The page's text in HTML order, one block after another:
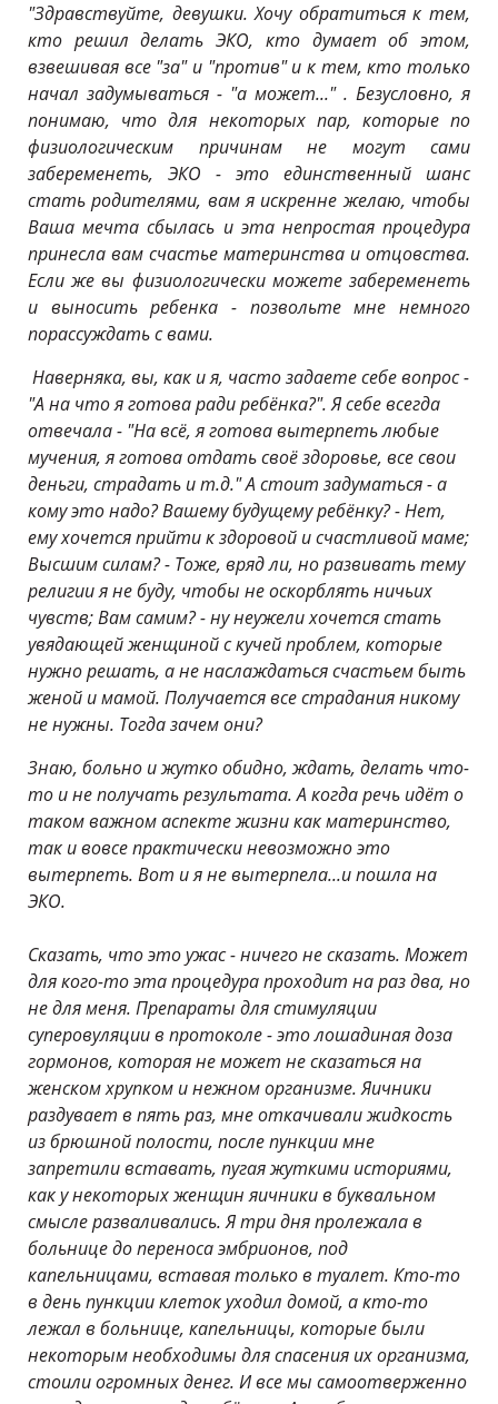
"Здравствуйте, девушки. Хочу обратиться к тем,
кто решил делать ЭКО, кто думает об этом,
взвешивая все "за" и "против" и к тем, кто только
начал задумываться - "а может..." . Безусловно, я
понимаю, что для некоторых пар, которые по
физиологическим причинам не могут сами
забеременеть, ЭКО - это единственный шанс
стать родителями, вам я искренне желаю, чтобы
Ваша мечта сбылась и эта непростая процедура
принесла вам счастье материнства и отцовства.
Если же вы физиологически можете забеременеть
и выносить ребенка - позвольте мне немного
порассуждать с вами.
Наверняка, вы, как и я, часто задаете себе вопрос -
"А на что я готова ради ребёнка?". Я себе всегда
отвечала - "На всё, я готова вытерпеть любые
мучения, я готова отдать своё здоровье, все свои
деньги, страдать и т.д." А стоит задуматься - а
кому это надо? Вашему будущему ребёнку? - Нет,
ему хочется прийти к здоровой и счастливой маме;
Высшим силам? - Тоже, вряд ли, но развивать тему
религии я не буду, чтобы не оскорблять ничьих
чувств; Вам самим? - ну неужели хочется стать
увядающей женщиной с кучей проблем, которые
нужно решать, а не наслаждаться счастьем быть
женой и мамой. Получается все страдания никому
не нужны. Тогда зачем они?
Знаю, больно и жутко обидно, ждать, делать что-
то и не получать результата. А когда речь идёт о
таком важном аспекте жизни как материнство,
так и вовсе практически невозможно это
вытерпеть. Вот и я не вытерпела...и пошла на
ЭКО.
Сказать, что это ужас - ничего не сказать. Может
для кого-то эта процедура проходит на раз два, но
не для меня. Препараты для стимуляции
суперовуляции в протоколе - это лошадиная доза
гормонов, которая не может не сказаться на
женском хрупком и нежном организме. Яичники
раздувает в пять раз, мне откачивали жидкость
из брюшной полости, после пункции мне
запретили вставать, пугая жуткими историями,
как у некоторых женщин яичники в буквальном
смысле разваливались. Я три дня пролежала в
больнице до переноса эмбрионов, под
капельницами, вставая только в туалет. Кто-то
в день пункции клеток уходил домой, а кто-то
лежал в больнице, капельницы, которые были
некоторым необходимы для спасения их организма,
стоили огромных денег. И все мы самоотверженно